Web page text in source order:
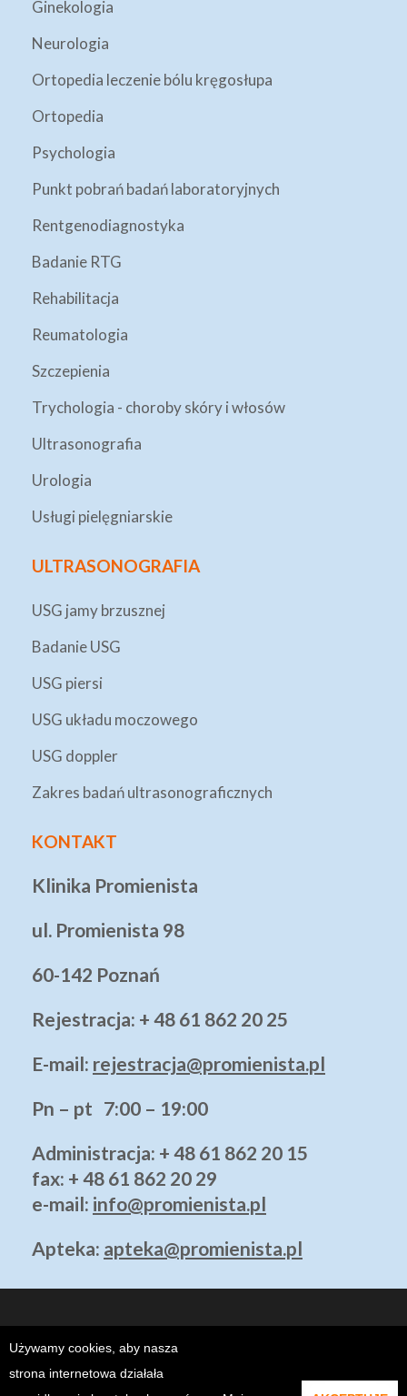
Używamy cookies, aby nasza
strona internetowa działała
Ginekologia
Neurologia
Ortopedia leczenie bólu kręgosłupa
Ortopedia
Psychologia
Punkt pobrań badań laboratoryjnych
Rentgenodiagnostyka
Badanie RTG
Rehabilitacja
Reumatologia
Szczepienia
Trychologia - choroby skóry i włosów
Ultrasonografia
Urologia
Usługi pielęgniarskie
ULTRASONOGRAFIA
USG jamy brzusznej
Badanie USG
USG piersi
USG układu moczowego
USG doppler
Zakres badań ultrasonograficznych
KONTAKT
Klinika Promienista
ul. Promienista 98
60-142 Poznań
Rejestracja: + 48 61 862 20 25
E-mail: rejestracja@promienista.pl
Pn – pt 7:00 – 19:00
Administracja: + 48 61 862 20 15
fax: + 48 61 862 20 29
e-mail: info@promienista.pl
Apteka: apteka@promienista.pl